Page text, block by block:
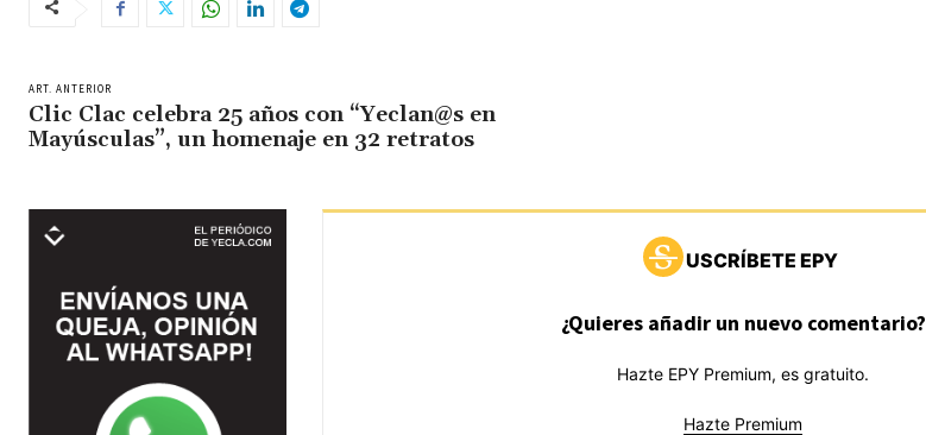
ART. ANTERIOR
Clic Clac celebra 25 años con “Yeclan@s en
Mayúsculas”, un homenaje en 32 retratos
USCRÍBETE EPY
¿Quieres añadir un nuevo comentario?
Hazte EPY Premium, es gratuito.
Hazte Premium